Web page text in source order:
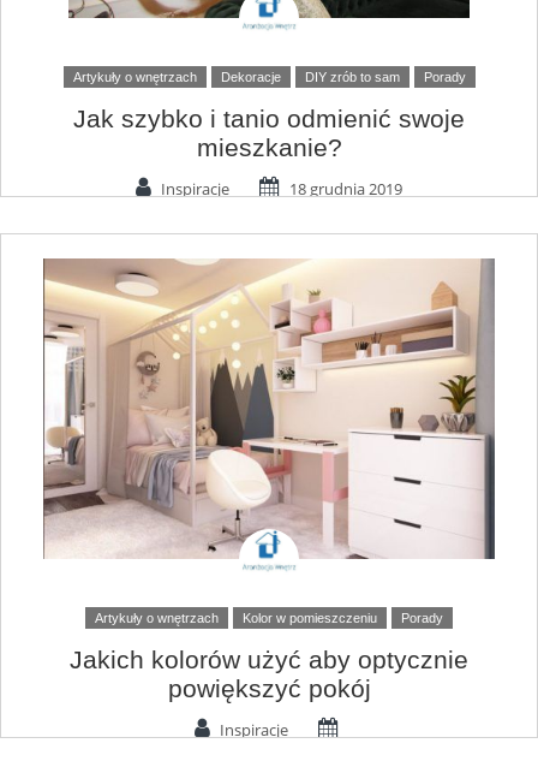
Artykuły o wnętrzach Dekoracje DIY zrób to sam Porady
Jak szybko i tanio odmienić swoje
mieszkanie?
Inspiracje 18 grudnia 2019
Artykuły o wnętrzach Kolor w pomieszczeniu Porady
Jakich kolorów użyć aby optycznie
powiększyć pokój
Inspiracje